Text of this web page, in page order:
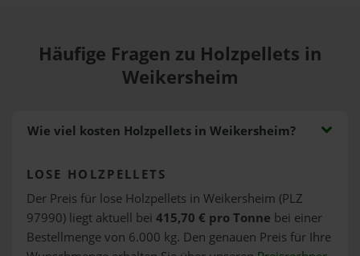
Häufige Fragen zu Holzpellets in
Weikersheim
Wie viel kosten Holzpellets in Weikersheim?
LOSE HOLZPELLETS
Der Preis für lose Holzpellets in Weikersheim (PLZ
97990) liegt aktuell bei 415,70 € pro Tonne bei einer
Bestellmenge von 6.000 kg. Den genauen Preis für Ihre